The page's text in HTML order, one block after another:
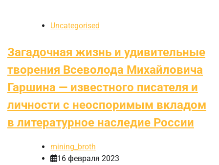
Uncategorised
Загадочная жизнь и удивительные
творения Всеволода Михайловича
Гаршина — известного писателя и
личности с неоспоримым вкладом
в литературное наследие России
mining_broth
16 февраля 2023